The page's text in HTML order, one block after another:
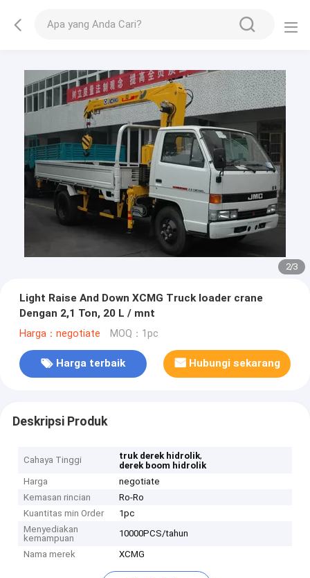
2/3
Light Raise And Down XCMG Truck loader crane
Dengan 2,1 Ton, 20 L / mnt
Harga：negotiate MOQ：1pc
Harga terbaik Hubungi sekarang
Deskripsi Produk
Cahaya Tinggi truk derek hidrolik,
derek boom hidrolik
Harga
negotiate
Kemasan rincian
Ro-Ro
Kuantitas min Order
1pc
Menyediakan
kemampuan
10000PCS/tahun
Nama merek
XCMG